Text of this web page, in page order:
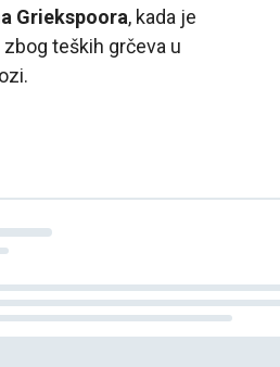
Griekspoora, kada je
teških grčeva u